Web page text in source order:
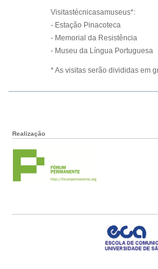
Visitastécnicasamuseus*:
- Estação Pinacoteca
- Memorial da Resistência
- Museu da Língua Portuguesa
* As visitas serão divididas em
Realização